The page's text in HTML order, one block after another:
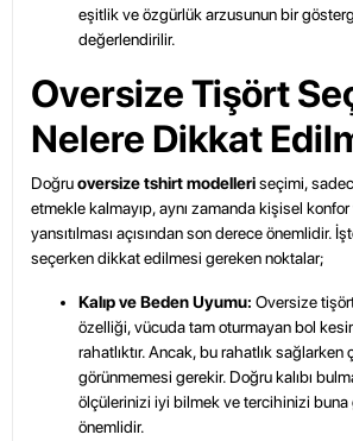
eşitlik ve özgürlük arzusunun bir
değerlendirilir.
Oversize Tişört
Nelere Dikkat
Doğruoversize tshirt modelleriseçimi,
etmekle kalmayıp, aynı zamandakişisel
yansıtılması açısından son derece önemlidir.
seçerken dikkat edilmesi gereken noktalar;
Kalıp ve Beden Uyumu: Oversize
özelliği, vücuda tam oturmayan bol
rahatlıktır. Ancak, bu rahatlık sağlarken
görünmemesi gerekir. Doğru kalıbı
ölçülerinizi iyi bilmek ve tercihinizi buna
önemlidir.